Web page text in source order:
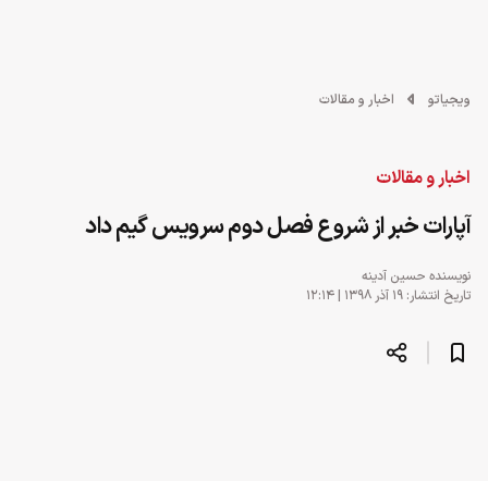
ویجیاتو اخبار و مقالات
اخبار و مقالات
آپارات خبر از شروع فصل دوم سرویس گیم داد
نویسنده حسین آدینه
تاریخ انتشار: ۱۹ آذر ۱۳۹۸ | ۱۲:۱۴